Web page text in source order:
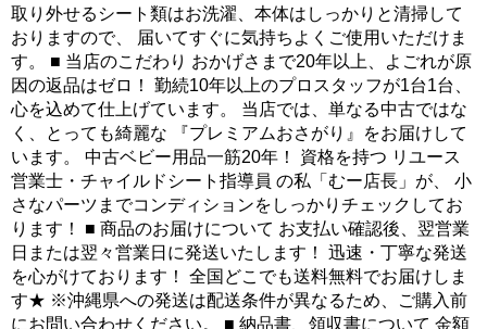
取り外せるシート類はお洗濯、本体はしっかりと清掃して
おりますので、 届いてすぐに気持ちよくご使用いただけま
す。 ■ 当店のこだわり おかげさまで20年以上、よごれが原
因の返品はゼロ！ 勤続10年以上のプロスタッフが1台1台、
心を込めて仕上げています。 当店では、単なる中古ではな
く、とっても綺麗な 『プレミアムおさがり』をお届けして
います。 中古ベビー用品一筋20年！ 資格を持つ リユース
営業士・チャイルドシート指導員 の私「むー店長」が、 小
さなパーツまでコンディションをしっかりチェックしてお
ります！ ■ 商品のお届けについて お支払い確認後、翌営業
日または翌々営業日に発送いたします！ 迅速・丁寧な発送
を心がけております！ 全国どこでも送料無料でお届けしま
す★ ※沖縄県への発送は配送条件が異なるため、ご購入前
にお問い合わせください。 ■ 納品書、領収書について 金額